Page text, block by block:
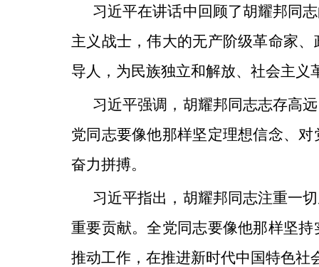
习近平在讲话中回顾了胡耀邦同
主义战士，伟大的无产阶级革命家
导人，为民族独立和解放、社会主
习近平强调，胡耀邦同志志存高
党同志要像他那样坚定理想信念、
奋力拼搏。
习近平指出，胡耀邦同志注重一
重要贡献。全党同志要像他那样坚
推动工作，在推进新时代中国特色